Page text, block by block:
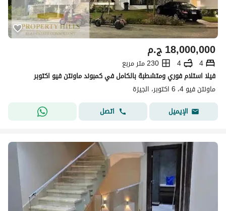
ج.م18,000,000
4
4
230 متر مربع
فيلا استلام فوري ومتشطبة بالكامل في كمبوند ماونتن فيو اكتوبر
ماونتن فيو 4، 6 اكتوبر، الجيزة
الإيميل
اتصل